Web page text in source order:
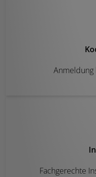
Fachgerechte